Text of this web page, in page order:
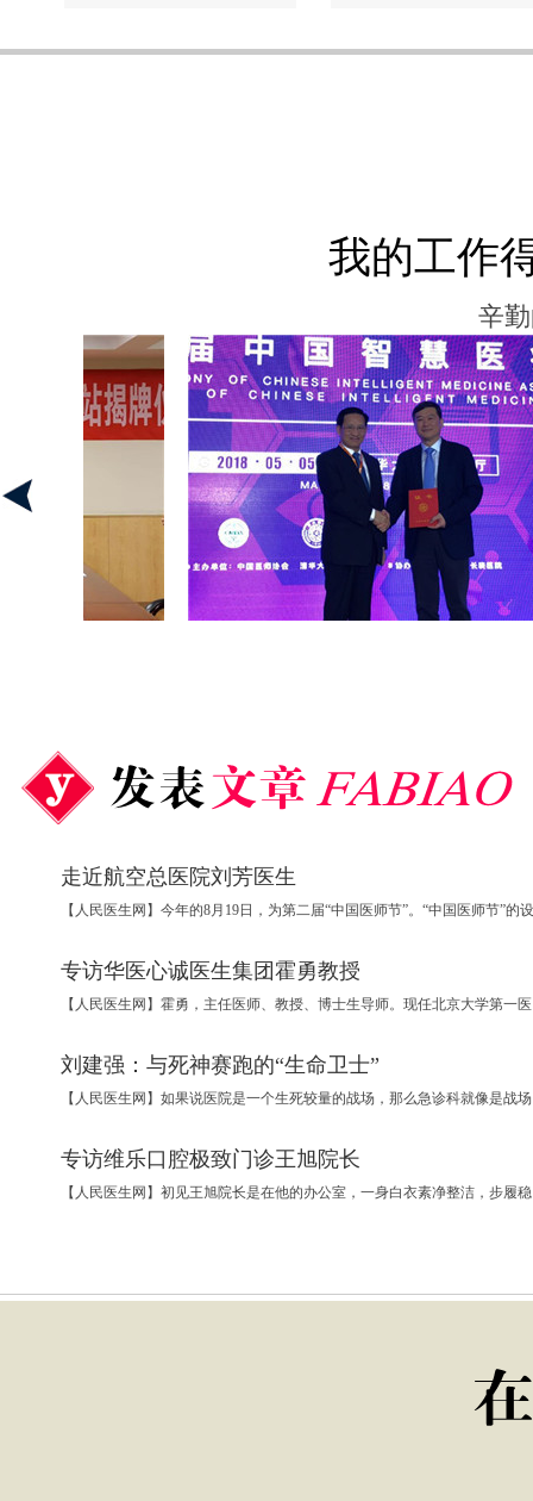
我的工作
辛
走近航空总医院刘芳医生
专访华医心诚医生集团霍勇教授
刘建强：与死神赛跑的“生命卫士”
专访维乐口腔极致门诊王旭院长